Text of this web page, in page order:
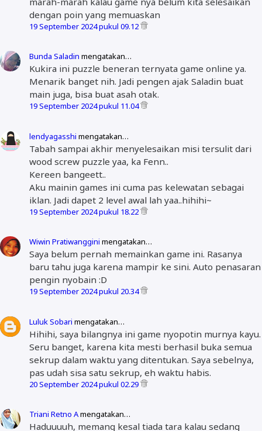
dengan poin yang memuaskan
19 September 2024 pukul 09.12
Bunda Saladin mengatakan…
Kukira ini puzzle beneran ternyata game online ya.
Menarik banget nih. Jadi pengen ajak Saladin buat
main juga, bisa buat asah otak.
19 September 2024 pukul 11.04
lendyagasshi mengatakan…
Tabah sampai akhir menyelesaikan misi tersulit dari
wood screw puzzle yaa, ka Fenn..
Kereen bangeett..
Aku mainin games ini cuma pas kelewatan sebagai
iklan. Jadi dapet 2 level awal lah yaa..hihihi~
19 September 2024 pukul 18.22
Wiwin Pratiwanggini mengatakan…
Saya belum pernah memainkan game ini. Rasanya
baru tahu juga karena mampir ke sini. Auto penasaran
pengin nyobain :D
19 September 2024 pukul 20.34
Luluk Sobari mengatakan…
Hihihi, saya bilangnya ini game nyopotin murnya kayu.
Seru banget, karena kita mesti berhasil buka semua
sekrup dalam waktu yang ditentukan. Saya sebelnya,
pas udah sisa satu sekrup, eh waktu habis.
20 September 2024 pukul 02.29
Triani Retno Amengatakan…
Haduuuuh, memang kesal tiada tara kalau sedang